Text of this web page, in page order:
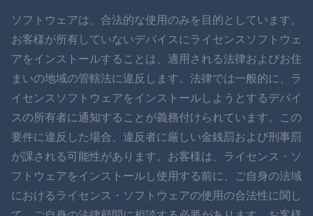
ภาษาไทย
简体中文
ダンスク
हिंदी
עברית
ソフトウェアは、合法的な使用のみを目的としています。
お客様が所有していないデバイスにライセンスソフトウェ
アをインストールすることは、適用される法律およびお住
まいの地域の管轄法に違反します。法律では一般的に、ラ
イセンスソフトウェアをインストールしようとするデバイ
スの所有者に通知することが義務付けられています。この
要件に違反した場合、違反者に厳しい金銭罰および刑事罰
が課される可能性があります。お客様は、ライセンス・ソ
フトウェアをインストールし使用する前に、ご自身の法域
におけるライセンス・ソフトウェアの使用の合法性に関し